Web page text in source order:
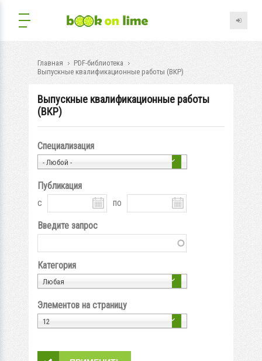
Главная
PDF-библиотека
Выпускные квалификационные работы (ВКР)
Выпускные квалификационные работы
(ВКР)
Специализация
- Любой -
Публикация
с
по
Введите запрос
Категория
Любая
Элементов на страницу
12